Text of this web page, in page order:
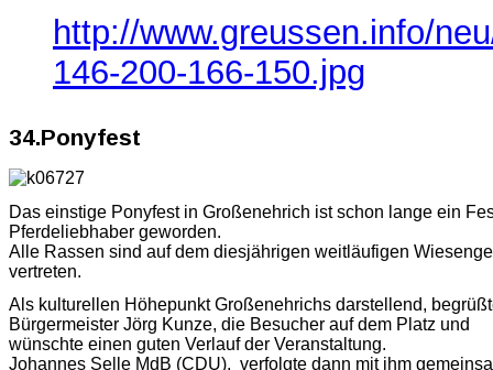
http://www.greussen.info/
146-200-166-150.jpg
34.Ponyfest
Das einstige Ponyfest in Großenehrich ist schon lange ein
Pferdeliebhaber geworden.
Alle Rassen sind auf dem diesjährigen weitläufigen
vertreten.
Als kulturellen Höhepunkt Großenehrichs darstellend,
Bürgermeister Jörg Kunze, die Besucher auf dem Platz und
wünschte einen guten Verlauf der Veranstaltung.
Johannes Selle MdB (CDU), verfolgte dann mit ihm